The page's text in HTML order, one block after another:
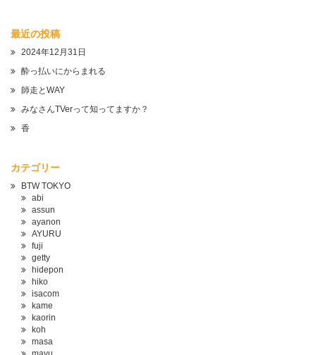
最近の投稿
2024年12月31日
酔っ払いにからまれる
師走とWAY
みなさんTVerって知ってますか？
香
カテゴリー
BTW TOKYO
abi
assun
ayanon
AYURU
fuji
getty
hidepon
hiko
isacom
kame
kaorin
koh
masa